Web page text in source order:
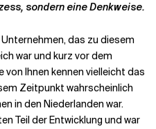
sondern eine Denkweise.
das zu diesem
war und kurz vor dem
Ihnen kennen vielleicht das
Zeitpunkt wahrscheinlich
in den Niederlanden war.
Teil der Entwicklung und war